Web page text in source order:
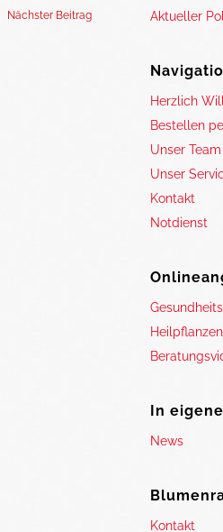
Nächster Beitrag
Aktueller
Herzlich
Bestellen
Unser Team
Unser
Kontakt
Notdienst
In
News
Kontakt